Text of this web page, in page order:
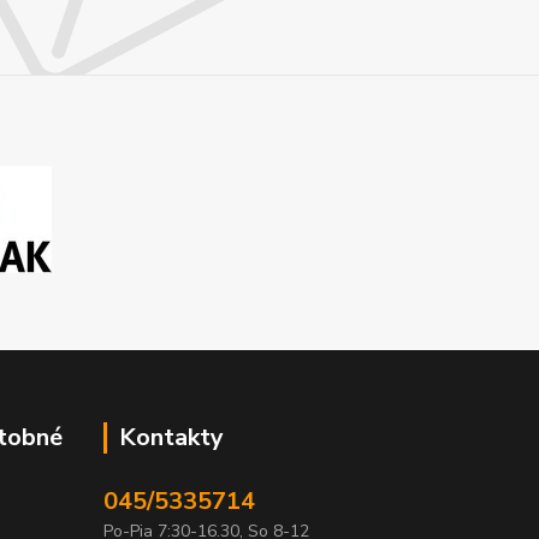
Kontakty
045/5335714
Po-Pia 7:30-16.30, So 8-12